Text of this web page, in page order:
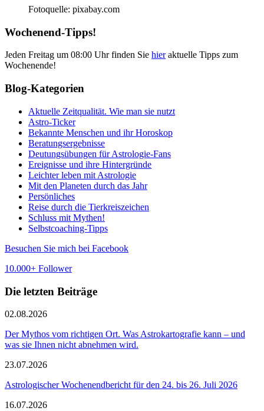
Fotoquelle: pixabay.com
Wochenend-Tipps!
Jeden Freitag um 08:00 Uhr finden Sie hieraktuelle Tipps zum
Wochenende!
Blog-Kategorien
Aktuelle Zeitqualität. Wie man sie nutzt
Astro-Ticker
Bekannte Menschen und ihr Horoskop
Beratungsergebnisse
Deutungsübungen für Astrologie-Fans
Ereignisse und ihre Hintergründe
Leichter leben mit Astrologie
Mit den Planeten durch das Jahr
Persönliches
Reise durch die Tierkreiszeichen
Schluss mit Mythen!
Selbstcoaching-Tipps
Besuchen Sie mich bei Facebook
10.000+ Follower
Die letzten Beiträge
02.08.2026
Der Mythos vom richtigen Ort. Was Astrokartografie kann – und
was sie Ihnen nicht abnehmen wird.
23.07.2026
Astrologischer Wochenendbericht für den 24. bis 26. Juli 2026
16.07.2026